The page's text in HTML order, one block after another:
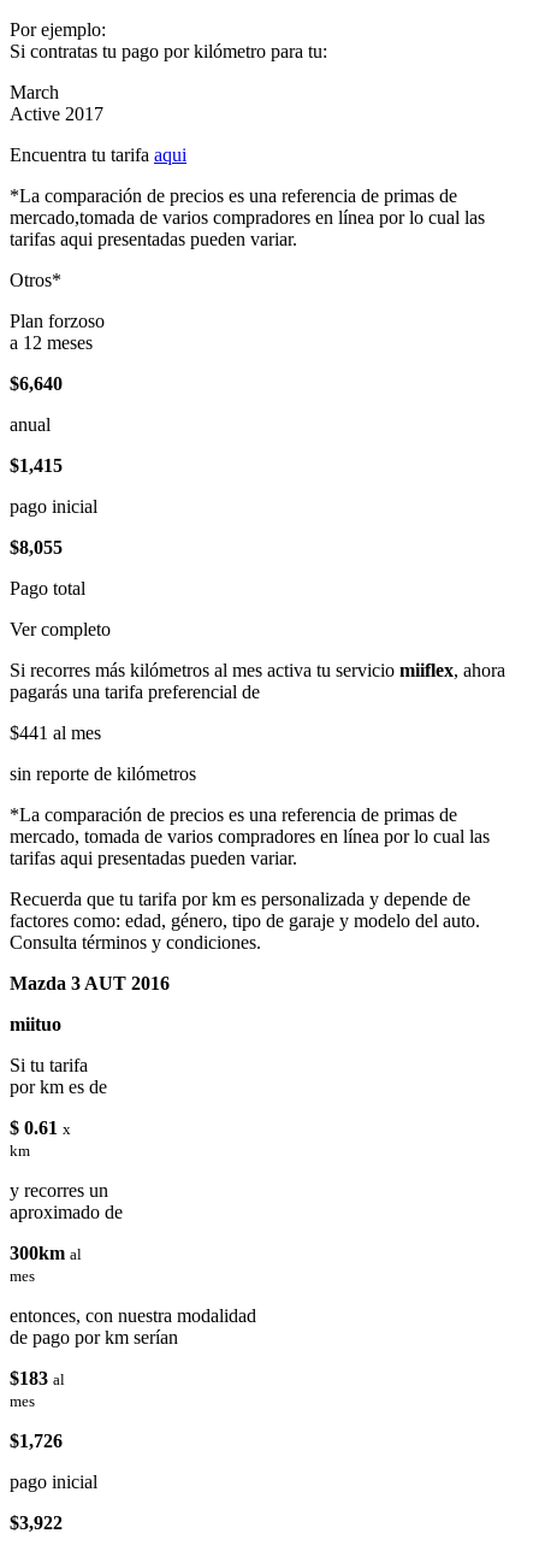
Por ejemplo:
Si contratas tu pago por kilómetro para tu:
March
Active 2017
Encuentra tu tarifa aqui
*La comparación de precios es una referencia de primas de
mercado,tomada de varios compradores en línea por lo cual las
tarifas aqui presentadas pueden variar.
Otros*
Plan forzoso
a 12 meses
$6,640
anual
$1,415
pago inicial
$8,055
Pago total
Ver completo
Si recorres más kilómetros al mes activa tu servicio miiflex, ahora
pagarás una tarifa preferencial de
$441 al mes
sin reporte de kilómetros
*La comparación de precios es una referencia de primas de
mercado, tomada de varios compradores en línea por lo cual las
tarifas aqui presentadas pueden variar.
Recuerda que tu tarifa por km es personalizada y depende de
factores como: edad, género, tipo de garaje y modelo del auto.
Consulta términos y condiciones.
Mazda 3 AUT 2016
miituo
Si tu tarifa
por km es de
$ 0.61 x
km
y recorres un
aproximado de
300km al
mes
entonces, con nuestra modalidad
de pago por km serían
$183 al
mes
$1,726
pago inicial
$3,922